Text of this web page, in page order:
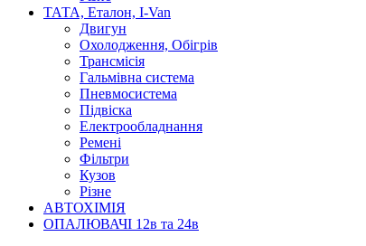
ТАТА, Еталон, I-Van
Двигун
Охолодження, Обігрів
Трансмісія
Гальмівна система
Пневмосистема
Підвіска
Електрообладнання
Ремені
Фільтри
Кузов
Різне
АВТОХІМІЯ
ОПАЛЮВАЧІ 12в та 24в